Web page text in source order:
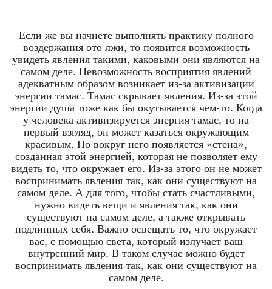
Если же вы начнете выполнять практику полного
воздержания ото лжи, то появится возможность
увидеть явления такими, каковыми они являются на
самом деле. Невозможность восприятия явлений
адекватным образом возникает из-за активизации
энергии тамас. Тамас скрывает явления. Из-за этой
энергии душа тоже как бы окутывается чем-то. Когда
у человека активизируется энергия тамас, то на
первый взгляд, он может казаться окружающим
красивым. Но вокруг него появляется «стена»,
созданная этой энергией, которая не позволяет ему
видеть то, что окружает его. Из-за этого он не может
воспринимать явления так, как они существуют на
самом деле. А для того, чтобы стать счастливыми,
нужно видеть вещи и явления так, как они
существуют на самом деле, а также открывать
подлинных себя. Важно освещать то, что окружает
вас, с помощью света, который излучает ваш
внутренний мир. В таком случае можно будет
воспринимать явления так, как они существуют на
самом деле.